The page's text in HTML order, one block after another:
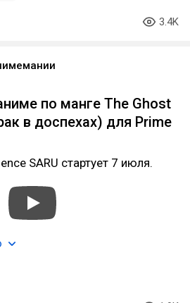
3.4K
по манге The Ghost
в доспехах) для Prime
SARU стартует 7 июля.